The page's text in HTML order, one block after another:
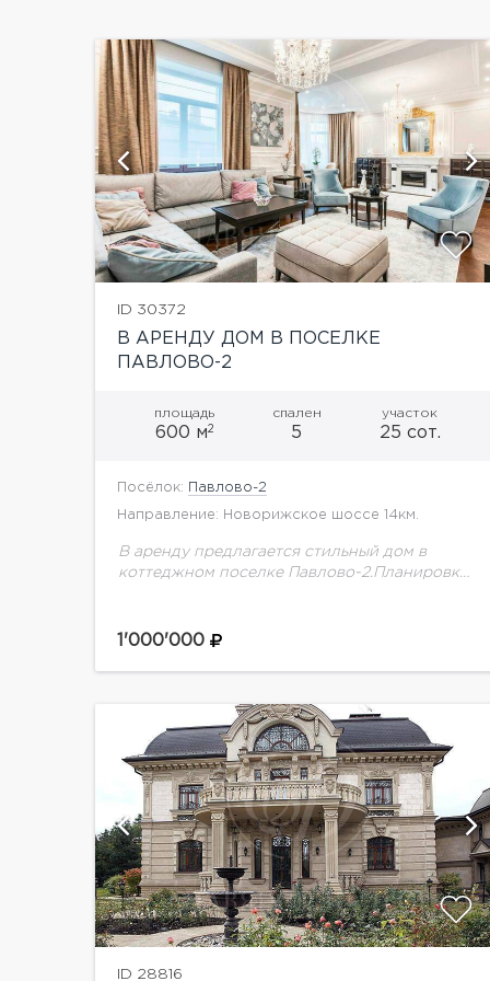
ID 30372
В АРЕНДУ ДОМ В ПОСЕЛКЕ
ПАВЛОВО-2
площадь
600 м2
спален
5
участок
25 сот.
Посёлок: Павлово-2
Направление: Новорижское шоссе 14км.
В аренду предлагается стильный дом в
коттеджном поселке Павлово-2.Планировка
спальня с ванной комнатой и гардеробной,
1'000'000
показать ещё 17 фотографий
ID 28816
показать ещё 19 фотографий